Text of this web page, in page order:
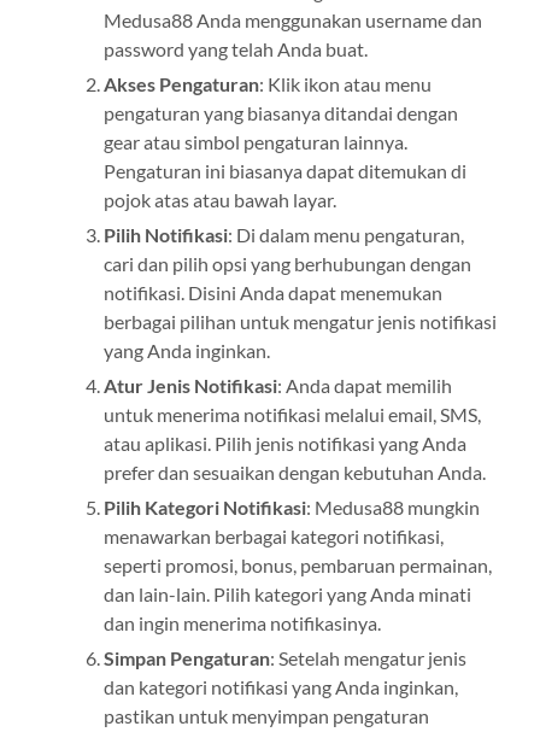
Medusa88 Anda menggunakan username dan
password yang telah Anda buat.
Akses Pengaturan: Klik ikon atau menu
pengaturan yang biasanya ditandai dengan
gear atau simbol pengaturan lainnya.
Pengaturan ini biasanya dapat ditemukan di
pojok atas atau bawah layar.
Pilih Notifikasi: Di dalam menu pengaturan,
cari dan pilih opsi yang berhubungan dengan
notifikasi. Disini Anda dapat menemukan
berbagai pilihan untuk mengatur jenis notifikasi
yang Anda inginkan.
Atur Jenis Notifikasi: Anda dapat memilih
untuk menerima notifikasi melalui email, SMS,
atau aplikasi. Pilih jenis notifikasi yang Anda
prefer dan sesuaikan dengan kebutuhan Anda.
Pilih Kategori Notifikasi: Medusa88 mungkin
menawarkan berbagai kategori notifikasi,
seperti promosi, bonus, pembaruan permainan,
dan lain-lain. Pilih kategori yang Anda minati
dan ingin menerima notifikasinya.
Simpan Pengaturan: Setelah mengatur jenis
dan kategori notifikasi yang Anda inginkan,
pastikan untuk menyimpan pengaturan